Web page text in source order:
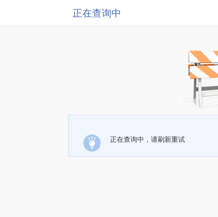
正在查询中
正在查询中，请刷新重试